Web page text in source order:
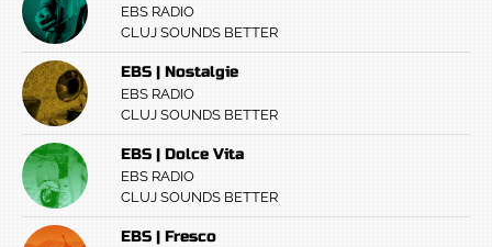
EBS RADIO
CLUJ SOUNDS BETTER
EBS | Nostalgie
EBS RADIO
CLUJ SOUNDS BETTER
EBS | Dolce Vita
EBS RADIO
CLUJ SOUNDS BETTER
EBS | Fresco